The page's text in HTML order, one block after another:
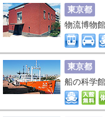
東京都
物流博物館
東京都
船の科学館